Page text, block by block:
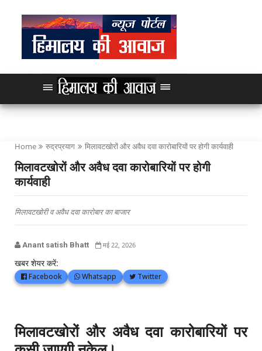
Home रुद्रप्रयाग मिलावटखोरों और अवैध दवा कारोबारियों पर होगी कार्यवाही
मिलावटखोरों और अवैध दवा कारोबारियों पर होगी
कार्यवाही
मिलावटखोरी व अवैध दवा कारोबार का बाजार
Anant satish Bhatt मई 22, 2026
खबर शेयर करें:
Facebook Whatsapp Twitter
मिलावटखोरों और अवैध दवा कारोबारियों पर